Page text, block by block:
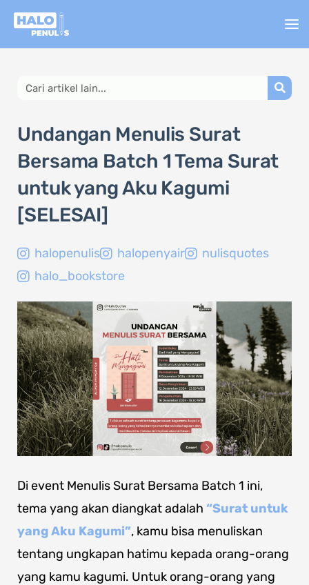
Lewati
Search
Undangan Menulis Surat
Bersama Batch 1 Tema Surat
untuk yang Aku Kagumi
[SELESAI]
halopenulis halopenyair
nulisquotes
halo_bookstore
Di event Menulis Surat Bersama Batch 1 ini,
tema yang akan diangkat adalah “Surat untuk
yang Aku Kagumi”, kamu bisa menuliskan
tentang ungkapan hatimu kepada orang-orang
yang kamu kagumi. Untuk orang-orang yang